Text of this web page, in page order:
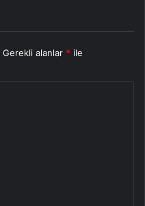
Gerekli alanlar * ile